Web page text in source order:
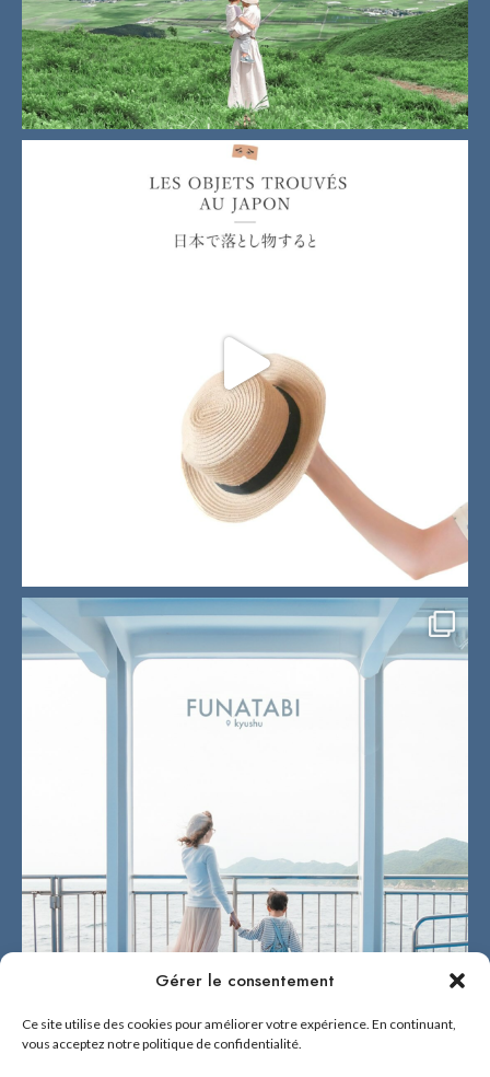
Gérer le consentement
Ce site utilise des cookies pour améliorer votre expérience. En continuant,
vous acceptez notre politique de confidentialité.